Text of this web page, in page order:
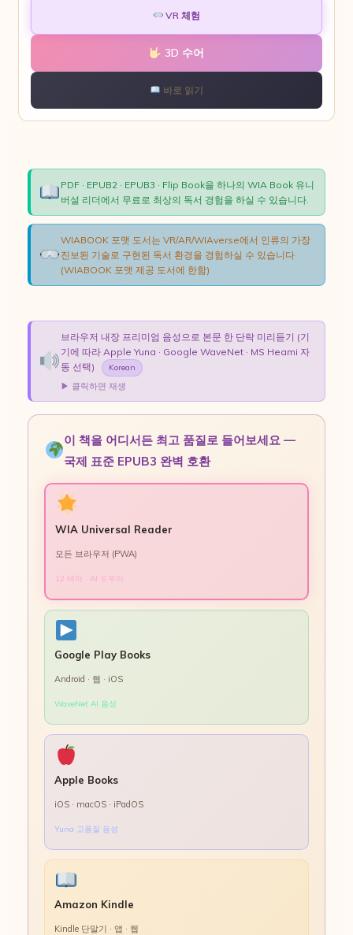
VR 체험
3D 수어
바로 읽기
PDF · EPUB2 · EPUB3 · Flip Book을 하나의 WIA Book 유니
버설 리더에서 무료로 최상의 독서 경험을 하실 수 있습니다.
WIABOOK 포맷 도서는 VR/AR/WIAverse에서 인류의 가장
진보된 기술로 구현된 독서 환경을 경험하실 수 있습니다
(WIABOOK 포맷 제공 도서에 한함)
브라우저 내장 프리미엄 음성으로 본문 한 단락 미리듣기 (기
기에 따라 Apple Yuna · Google WaveNet · MS Heami 자
동 선택)
Korean
▶ 클릭하면 재생
이 책을 어디서든 최고 품질로 들어보세요 —
국제 표준 EPUB3 완벽 호환
WIA Universal Reader
모든 브라우저 (PWA)
12 테마 · AI 도우미
Google Play Books
Android · 웹 · iOS
WaveNet AI 음성
Apple Books
iOS · macOS · iPadOS
Yuna 고품질 음성
Amazon Kindle
Kindle 단말기 · 앱 · 웹